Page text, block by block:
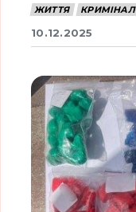
ЖИТТЯ КРИМІНАЛ
10.12.2025